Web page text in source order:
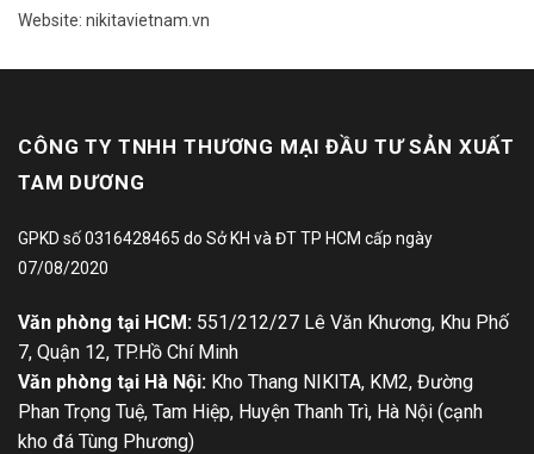
Website: nikitavietnam.vn
CÔNG TY TNHH THƯƠNG MẠI ĐẦU TƯ SẢN XUẤT
TAM DƯƠNG
GPKD số 0316428465 do Sở KH và ĐT TP HCM cấp ngày
07/08/2020
Văn phòng tại HCM: 551/212/27 Lê Văn Khương, Khu Phố
7, Quận 12, TP.Hồ Chí Minh
Văn phòng tại Hà Nội: Kho Thang NIKITA, KM2, Đường
Phan Trọng Tuệ, Tam Hiệp, Huyện Thanh Trì, Hà Nội (cạnh
kho đá Tùng Phương)